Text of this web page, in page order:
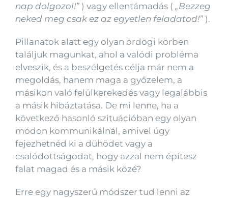
nap dolgozol!” ) vagy ellentámadás ( „Bezzeg
neked meg csak ez az egyetlen feladatod!” ).
Pillanatok alatt egy olyan ördögi körben
találjuk magunkat, ahol a valódi probléma
elveszik, és a beszélgetés célja már nem a
megoldás, hanem maga a győzelem, a
másikon való felülkerekedés vagy legalábbis
a másik hibáztatása. De mi lenne, ha a
következő hasonló szituációban egy olyan
módon kommunikálnál, amivel úgy
fejezhetnéd ki a dühödet vagy a
csalódottságodat, hogy azzal nem építesz
falat magad és a másik közé?
Erre egy nagyszerű módszer tud lenni az